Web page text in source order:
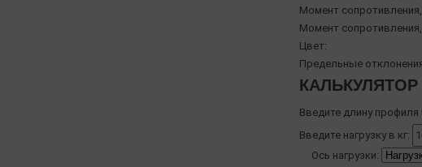
Момент
Момент сопротивления,
Цвет:
Предельные
КАЛЬКУЛЯТОР
Введите длину профиля
Введите нагрузку в кг:
Ось нагрузки: